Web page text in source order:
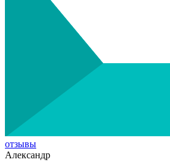
отзывы
Александр